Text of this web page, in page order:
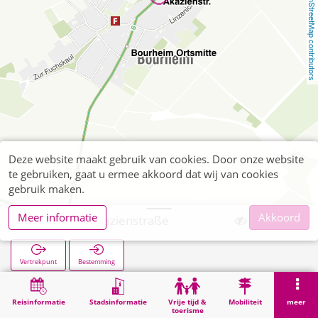
OpenStreetMap contributors
Reisinformatie Stadsinformatie
Vrije tijd &
toerisme
Mobiliteit meer
Bourheim Akazienstraße
Vertrekpunt Bestemming
Zoekopracht Bourheim Akazienstraße
Deze website maakt gebruik van cookies. Door onze website
te gebruiken, gaat u ermee akkoord dat wij van cookies
gebruik maken.
Meer informatie
Akkoord